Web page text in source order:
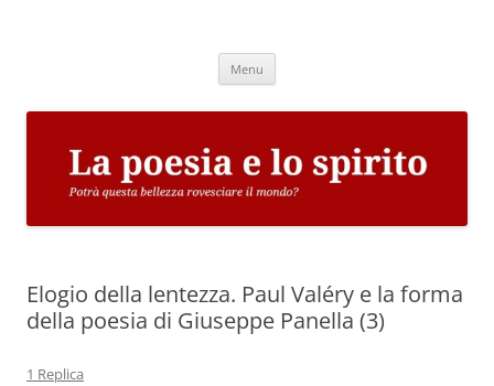
Menu
Elogio della lentezza. Paul Valéry e la forma
della poesia di Giuseppe Panella (3)
1 Replica